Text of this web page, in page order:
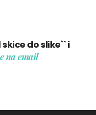
do slike`` i
na email